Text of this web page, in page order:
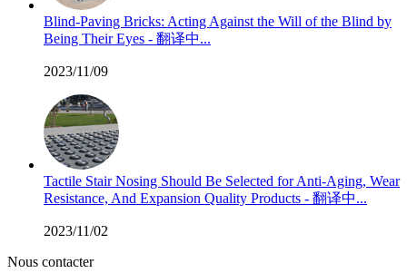
Blind-Paving Bricks: Acting Against the Will of the Blind by
Being Their Eyes - 翻译中...
2023/11/09
Tactile Stair Nosing Should Be Selected for Anti-Aging, Wear
Resistance, And Expansion Quality Products - 翻译中...
2023/11/02
Nous contacter